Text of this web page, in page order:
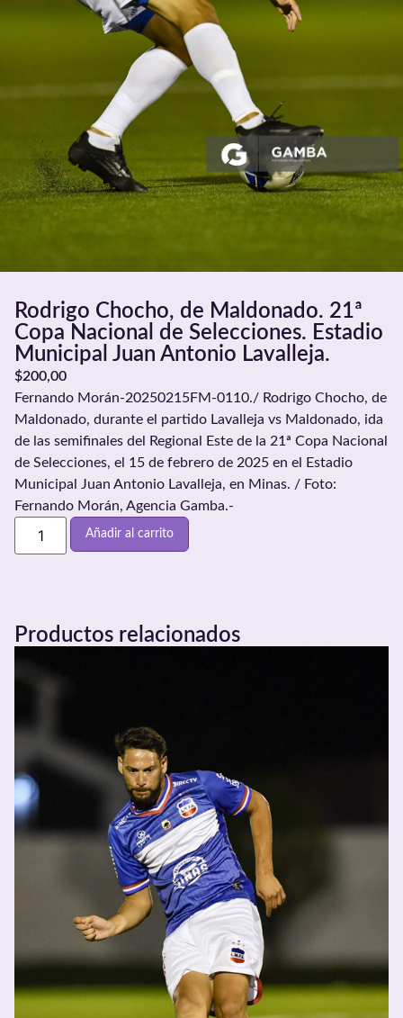
Rodrigo Chocho, de Maldonado. 21ª
Copa Nacional de Selecciones. Estadio
Municipal Juan Antonio Lavalleja.
$200,00
Fernando Morán-20250215FM-0110./ Rodrigo Chocho, de
Maldonado, durante el partido Lavalleja vs Maldonado, ida
de las semifinales del Regional Este de la 21ª Copa Nacional
de Selecciones, el 15 de febrero de 2025 en el Estadio
Municipal Juan Antonio Lavalleja, en Minas. / Foto:
Fernando Morán, Agencia Gamba.-
Añadir al carrito
Productos relacionados